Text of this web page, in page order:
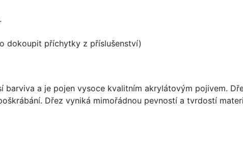
dokoupit příchytky z příslušenství)
a je pojen vysoce kvalitním akrylátovým pojivem.
Dřez vyniká mimořádnou pevností a tvrdostí